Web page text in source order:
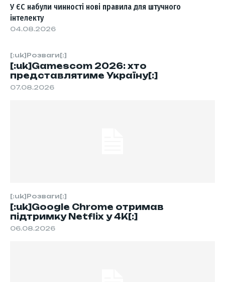
[:uk]Розваги[:]
[:uk]Gamescom 2026: хто
представлятиме Україну[:]
07.08.2026
[:uk]Розваги[:]
[:uk]Google Chrome отримав
підтримку Netflix у 4K[:]
06.08.2026
У ЄС набули чинності нові правила для штучного
інтелекту
04.08.2026